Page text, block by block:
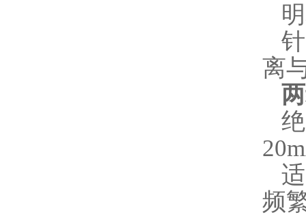
离
频